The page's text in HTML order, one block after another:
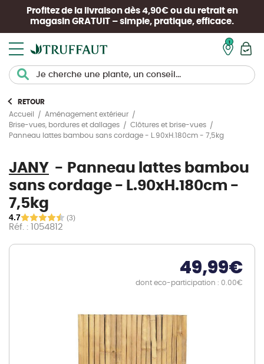
Profitez de la livraison dès 4,90€ ou du retrait en
magasin GRATUIT – simple, pratique, efficace.
RETOUR
Accueil
Aménagement extérieur
Brise-vues, bordures et dallages
Clôtures et brise-vues
Panneau lattes bambou sans cordage - L.90xH.180cm - 7,5kg
JANY
Panneau lattes bambou
sans cordage - L.90xH.180cm -
7,5kg
4.7 (3)
Réf. : 1054812
49,99€
dont eco-participation : 0.00€